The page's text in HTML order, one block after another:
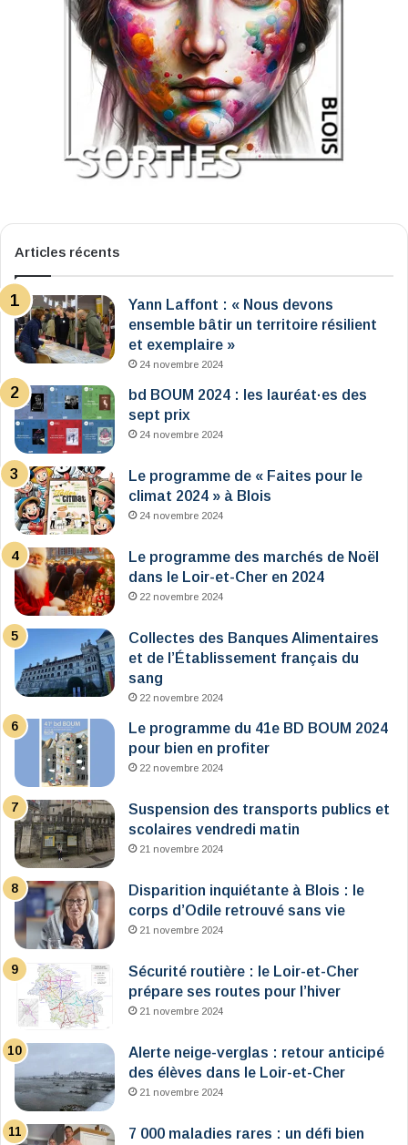
Articles récents
Yann Laffont : « Nous devons
ensemble bâtir un territoire résilient
et exemplaire »
24 novembre 2024
bd BOUM 2024 : les lauréat·es des
sept prix
24 novembre 2024
Le programme de « Faites pour le
climat 2024 » à Blois
24 novembre 2024
Le programme des marchés de Noël
dans le Loir-et-Cher en 2024
22 novembre 2024
Collectes des Banques Alimentaires
et de l’Établissement français du
sang
22 novembre 2024
Le programme du 41e BD BOUM 2024
pour bien en profiter
22 novembre 2024
Suspension des transports publics et
scolaires vendredi matin
21 novembre 2024
Disparition inquiétante à Blois : le
corps d’Odile retrouvé sans vie
21 novembre 2024
Sécurité routière : le Loir-et-Cher
prépare ses routes pour l’hiver
21 novembre 2024
Alerte neige-verglas : retour anticipé
des élèves dans le Loir-et-Cher
21 novembre 2024
7 000 maladies rares : un défi bien